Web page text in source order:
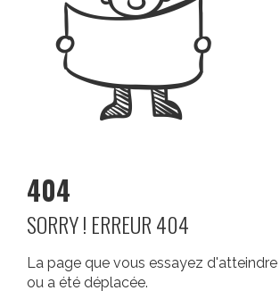
404
SORRY ! ERREUR 404
La page que vous essayez d'atteindre
ou a été déplacée.